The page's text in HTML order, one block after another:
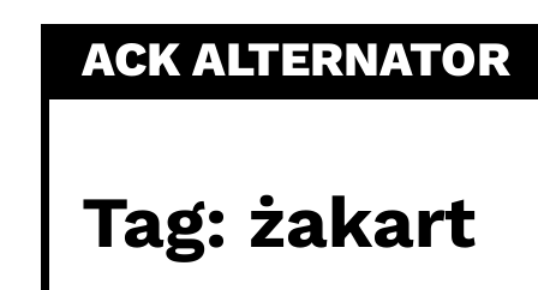
content
ACK ALTERNATOR
Tag: żakart